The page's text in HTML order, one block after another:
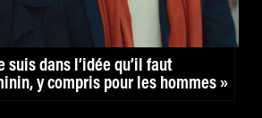
suis dans l’idée qu’il faut
y compris pour les hommes »